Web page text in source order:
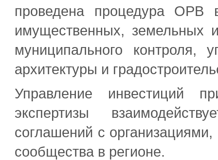
проведена процедура ОРВ
имущественных, земельных
муниципального контроля,
архитектуры и
Управление инвестиций
экспертизы
соглашений с
сообщества в регионе.